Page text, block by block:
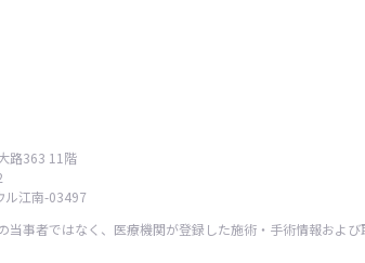
路363 11階
ル江南-03497
当事者ではなく、医療機関が登録した施術・手術情報および